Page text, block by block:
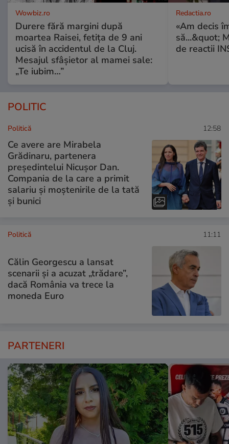
Wowbiz.ro
Durere fără margini după
moartea Raisei, fetița de 9 ani
ucisă în accidentul de la Cluj.
Mesajul sfâșietor al mamei sale:
„Te iubim…”
Redactia.ro
«Am decis
să...&quot;
de reactii
POLITIC
Politică 12:58
Ce avere are Mirabela
Grădinaru, partenera
președintelui Nicușor Dan.
Compania de la care a primit
salariu și moștenirile de la tată
și bunici
Politică 11:11
Călin Georgescu a lansat
scenarii și a acuzat „trădare”,
dacă România va trece la
moneda Euro
PARTENERI